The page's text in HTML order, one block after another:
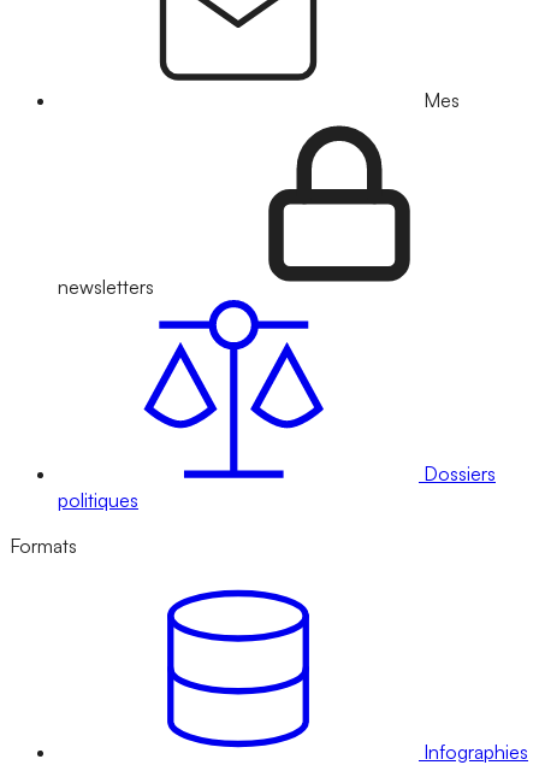
Mes
newsletters
Dossiers
politiques
Formats
Infographies